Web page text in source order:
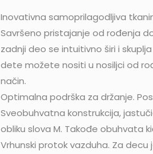
Inovativna samoprilagodljiva
Savršeno pristajanje od rođenja
zadnji deo se intuitivno širi i
dete možete nositi u nosiljci od
način.
Optimalna podrška za držanje.
Sveobuhvatna konstrukcija,
obliku slova M. Takođe obuhvata
Vrhunski protok vazduha. Za